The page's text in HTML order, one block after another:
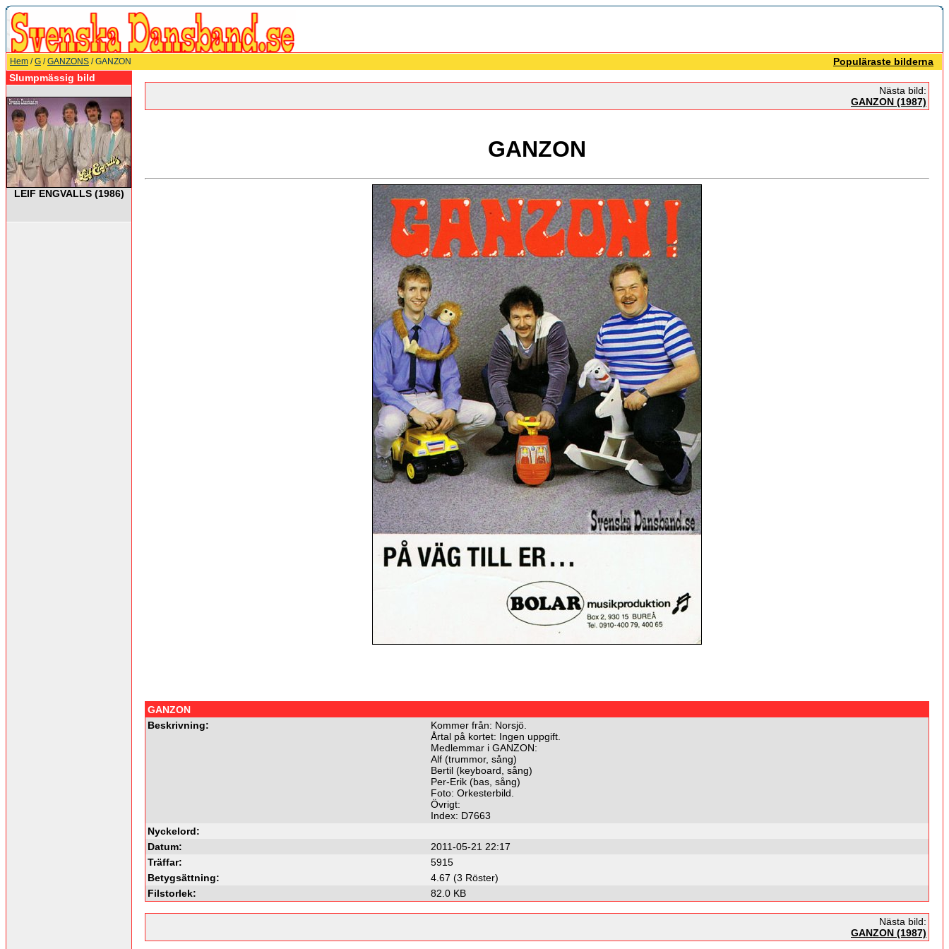
Hem /G /GANZONS / GANZON
Populäraste bilderna
Slumpmässig bild
LEIF ENGVALLS (1986)
Nästa bild:
GANZON (1987)
GANZON
GANZON
Beskrivning:
Kommer från: Norsjö.
Årtal på kortet: Ingen uppgift.
Medlemmar i GANZON:
Alf (trummor, sång)
Bertil (keyboard, sång)
Per-Erik (bas, sång)
Foto: Orkesterbild.
Övrigt:
Index: D7663
Nyckelord:
Datum:
2011-05-21 22:17
Träffar:
5915
Betygsättning:
4.67 (3 Röster)
Filstorlek:
82.0 KB
Nästa bild:
GANZON (1987)